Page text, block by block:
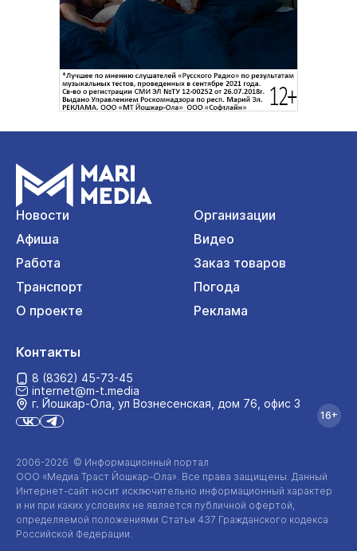
Новости
Организации
Афиша
Видео
Работа
Заказ товаров
Транспорт
Погода
О проекте
Реклама
2006-2026 © Информационный портал
ООО «Медиа Траст Йошкар-Ола». Все права защищены. Данный
Интернет-сайт носит исключительно информационный характер
и ни при каких условиях не является публичной офертой,
определяемой положениями Статьи 437 Гражданского кодекса
Российской Федерации.
Контакты
8 (8362) 45-73-45
internet@m-t.media
г. Йошкар‑Ола, ул Вознесенская, дом 76, офис 3
16+